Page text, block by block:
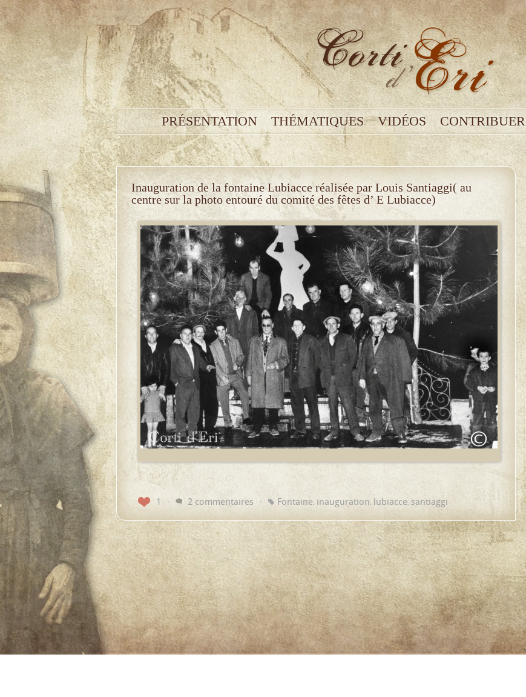
PRÉSENTATION THÉMATIQUES VIDÉOS CONTRIBUER
Inauguration de la fontaine Lubiacce réalisée par Louis Santiaggi( au
centre sur la photo entouré du comité des fêtes d’ E Lubiacce)
1 2 commentaires Fontaine, inauguration, lubiacce, santiaggi